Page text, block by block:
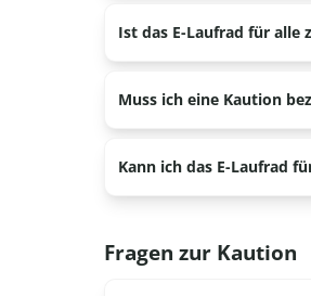
Für das E-Laufrad gilt ein
Ist das E-Laufrad für alle
Nein, das E-Laufrad ist
Muss ich eine Kaution
Ja, für die Anmietung
Kann ich das E-Laufrad
Fragen zur Kaution